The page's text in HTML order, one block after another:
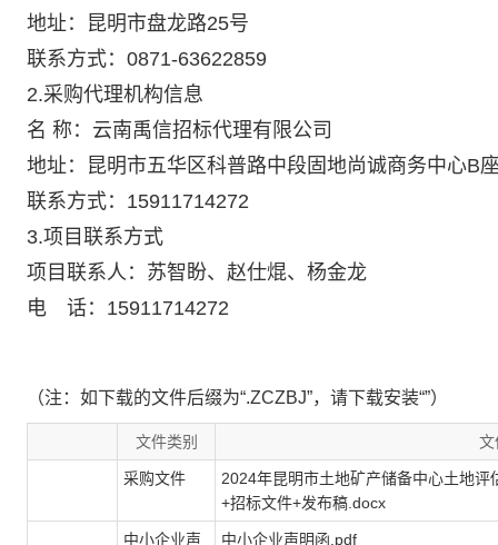
地址：昆明市盘龙路25号
联系方式：0871-63622859
2.采购代理机构信息
名 称：云南禹信招标代理有限公司
地址：昆明市五华区科普路中段固地尚诚商务中心B
联系方式：15911714272
3.项目联系方式
项目联系人：苏智盼、赵仕焜、杨金龙
电 话：15911714272
（注：如下载的文件后缀为“.ZCZBJ”，请下载安装“”）
文件类别 文
采购文件
2024年昆明市土地矿产储备中心土地
+招标文件+发布稿.docx
中小企业声 中小企业声明函.pdf